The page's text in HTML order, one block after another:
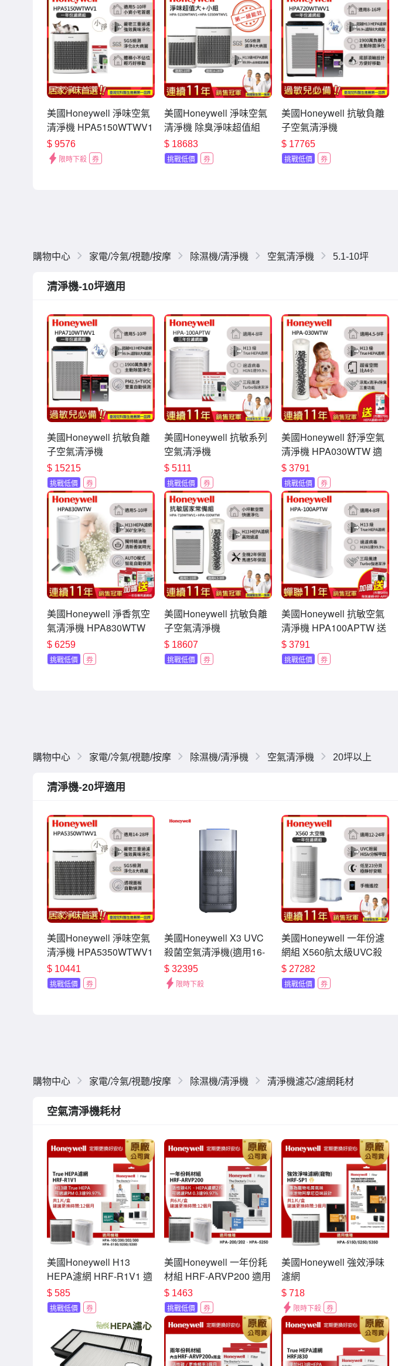
美國Honeywell 淨味空氣
清淨機 HPA5150WTWV1
一年份濾網組 適用5-10坪
小淨
$ 9576
限時下殺 券
美國Honeywell 淨味空氣
清淨機 除臭淨味超值組
HPA5150WTWV1 +
HPA5350WTWV1
$ 18683
挑戰低價 券
美國Honeywell 抗敏負離
子空氣清淨機
HPA720WTWV1 一年份
濾網組適用8-16坪 小敏
$ 17765
挑戰低價 券
購物中心 家電/冷氣/視聽/按摩 除濕機/清淨機 空氣清淨機 5.1-10坪
清淨機-10坪適用
美國Honeywell 抗敏負離
子空氣清淨機
HPA710WTWV1 一年份
濾網組適用5-10坪 小敏
$ 15215
挑戰低價 券
美國Honeywell 抗敏系列
空氣清淨機
HPA100APTW 三年份濾
網組 適用坪數4-8坪
$ 5111
挑戰低價 券
美國Honeywell 舒淨空氣
清淨機 HPA030WTW 適
用坪數4.5-9坪 送HEPA濾
網HRF-G1
$ 3791
挑戰低價 券
美國Honeywell 淨香氛空
氣清淨機 HPA830WTW
適用5-10坪 小氛機 送一年
份濾網組+棉片
$ 6259
挑戰低價 券
美國Honeywell 抗敏負離
子空氣清淨機
HPA710WTWV1 +舒淨清
淨機 HPA030WTW
$ 18607
挑戰低價 券
美國Honeywell 抗敏空氣
清淨機 HPA100APTW 送
活性碳濾網HRF-APP1
$ 3791
挑戰低價 券
購物中心 家電/冷氣/視聽/按摩 除濕機/清淨機 空氣清淨機 20坪以上
清淨機-20坪適用
美國Honeywell 淨味空氣
清淨機 HPA5350WTWV1
適用14-28坪 小淨
$ 10441
挑戰低價 券
美國Honeywell X3 UVC
殺菌空氣清淨機(適用16-
32坪) X620S
$ 32395
限時下殺
美國Honeywell 一年份濾
網組 X560航太級UVC殺
菌空氣清淨機 適用12-24
坪 X3 太空機
$ 27282
挑戰低價 券
購物中心 家電/冷氣/視聽/按摩 除濕機/清淨機 清淨機濾芯/濾網耗材
空氣清淨機耗材
美國Honeywell H13
HEPA濾網 HRF-R1V1 適
用
HPA100/HPA5150/HPA5250/HPA5350
$ 585
挑戰低價 券
美國Honeywell 一年份耗
材組 HRF-ARVP200 適用
HPA200/HPA202/HPA5250
$ 1463
挑戰低價 券
美國Honeywell 強效淨味
濾網
$ 718
限時下殺 券